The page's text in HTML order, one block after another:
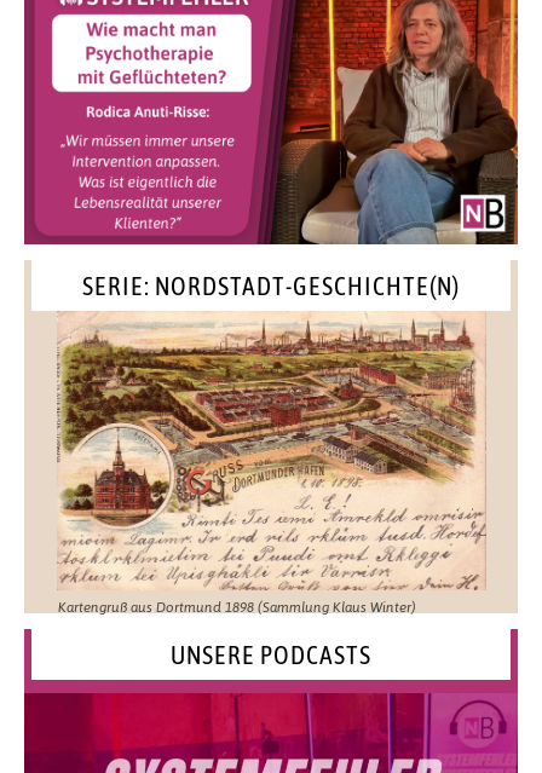
SERIE: NORDSTADT-GESCHICHTE(N)
Kartengruß aus Dortmund 1898 (Sammlung Klaus Winter)
UNSERE PODCASTS